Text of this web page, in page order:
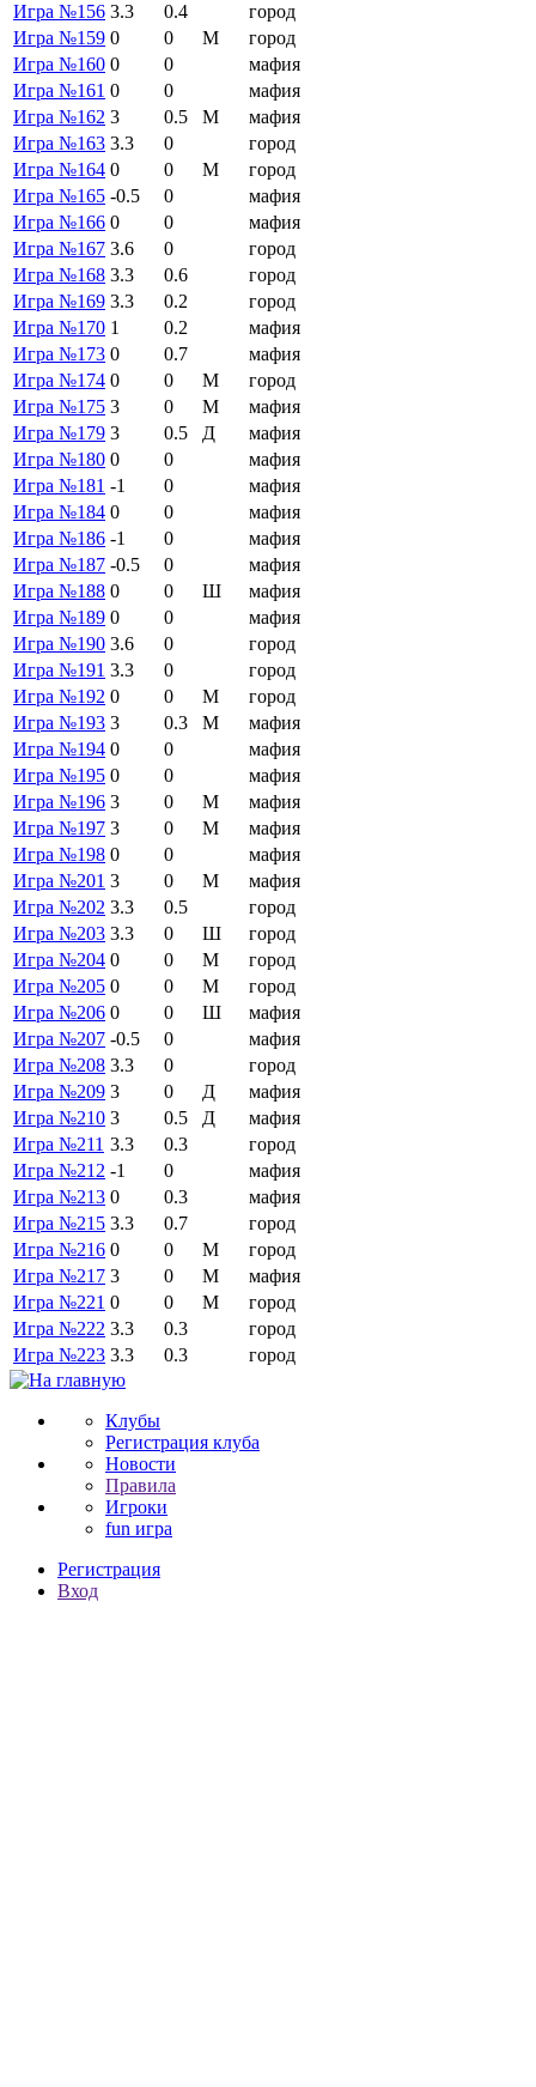
Игра №156 3.3 0.4
город
Игра №159 0 0 М
город
Игра №160 0 0
мафия
Игра №161 0 0
мафия
Игра №162 3 0.5 М
мафия
Игра №163 3.3 0
город
Игра №164 0 0 М
город
Игра №165 -0.5 0
мафия
Игра №166 0 0
мафия
Игра №167 3.6 0
город
Игра №168 3.3 0.6
город
Игра №169 3.3 0.2
город
Игра №170 1 0.2
мафия
Игра №173 0 0.7
мафия
Игра №174 0 0 М
город
Игра №175 3 0 М
мафия
Игра №179 3 0.5 Д
мафия
Игра №180 0 0
мафия
Игра №181 -1 0
мафия
Игра №184 0 0
мафия
Игра №186 -1 0
мафия
Игра №187 -0.5 0
мафия
Игра №188 0 0 Ш
мафия
Игра №189 0 0
мафия
Игра №190 3.6 0
город
Игра №191 3.3 0
город
Игра №192 0 0 М
город
Игра №193 3 0.3 М
мафия
Игра №194 0 0
мафия
Игра №195 0 0
мафия
Игра №196 3 0 М
мафия
Игра №197 3 0 М
мафия
Игра №198 0 0
мафия
Игра №201 3 0 М
мафия
Игра №202 3.3 0.5
город
Игра №203 3.3 0 Ш
город
Игра №204 0 0 М
город
Игра №205 0 0 М
город
Игра №206 0 0 Ш
мафия
Игра №207 -0.5 0
мафия
Игра №208 3.3 0
город
Игра №209 3 0 Д
мафия
Игра №210 3 0.5 Д
мафия
Игра №211 3.3 0.3
город
Игра №212 -1 0
мафия
Игра №213 0 0.3
мафия
Игра №215 3.3 0.7
город
Игра №216 0 0 М
город
Игра №217 3 0 М
мафия
Игра №221 0 0 М
город
Игра №222 3.3 0.3
город
Игра №223 3.3 0.3 город
Клубы
Регистрация клуба
Новости
Правила
Игроки
fun игра
Регистрация
Вход